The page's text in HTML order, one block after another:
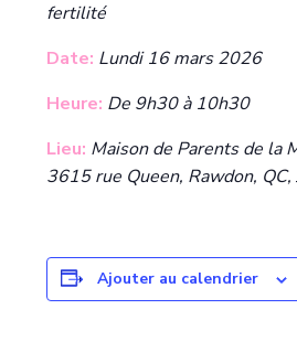
fertilité
Date: Lundi 16 mars 2026
Heure: De 9h30 à 10h30
Lieu: Maison de Parents de la
3615 rue Queen, Rawdon, QC,
Ajouter au calendrier